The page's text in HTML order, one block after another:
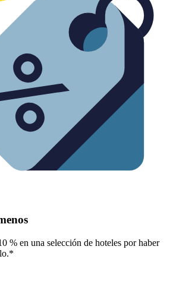
% en una selección de hoteles por haber